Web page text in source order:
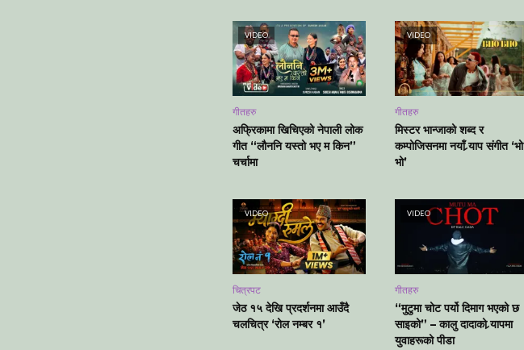
VIDEO
गीतहरु
अफ्रिकामा खिचिएको नेपाली लोक
गीत “लौननि यस्तो भए म किन”
चर्चामा
VIDEO
गीतहरु
मिस्टर भान्जाको शब्द र
कम्पोजिसनमा नयाँ र्‍याप संगीत ‘भो
भो’
VIDEO
चित्रपट
जेठ १५ देखि प्रदर्शनमा आउँदै
चलचित्र ‘रोल नम्बर १’
VIDEO
गीतहरु
“मुटुमा चोट पर्यो दिमाग भएको छ
साइको” – कालु दादाको र्‍यापमा
युवाहरूको पीडा